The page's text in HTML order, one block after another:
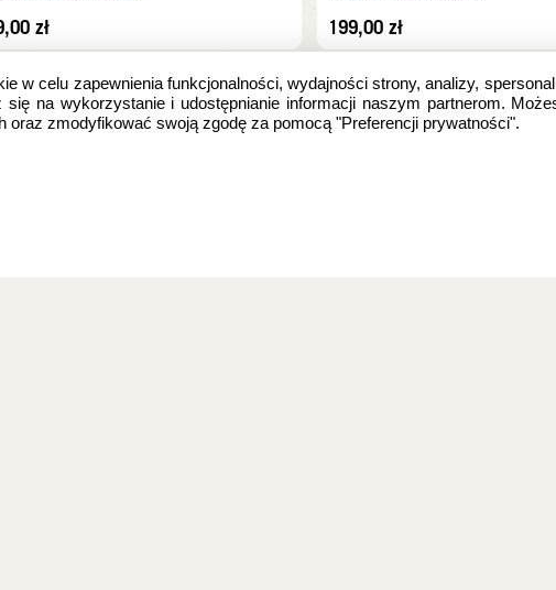
zł 199,00 zł
w celu zapewnienia funkcjonalności, wydajności strony, analizy,
na wykorzystanie i udostępnianie informacji naszym partnerom.
zmodyfikować swoją zgodę za pomocą "Preferencji prywatności".